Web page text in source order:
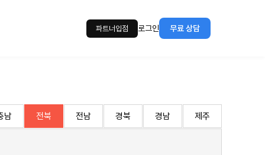
파트너입점 로그인 무료 상담
남 전북 전남 경북 경남 제주